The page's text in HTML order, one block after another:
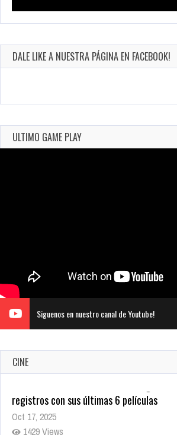
DALE LIKE A NUESTRA PÁGINA EN FACEBOOK!
ULTIMO GAME PLAY
Siguenos en nuestro canal de Youtube!
CINE
CRUNCHYROLL ANUNCIA FECHA DE
JUJUTSU KAISEN: EJECUCIÓN